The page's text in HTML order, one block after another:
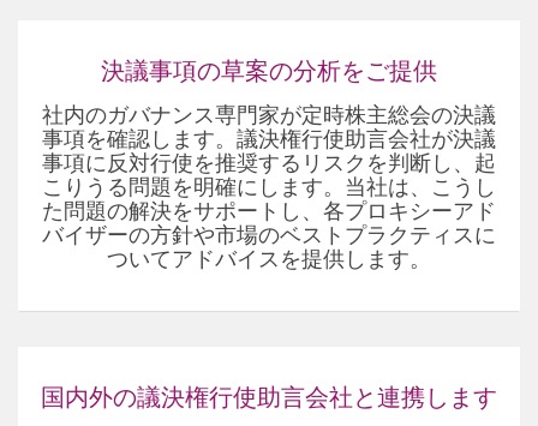
決議事項の草案の分析をご提供
社内のガバナンス専門家が定時株主総会の決議
事項を確認します。議決権行使助言会社が決議
事項に反対行使を推奨するリスクを判断し、起
こりうる問題を明確にします。当社は、こうし
た問題の解決をサポートし、各プロキシーアド
バイザーの方針や市場のベストプラクティスに
ついてアドバイスを提供します。
国内外の議決権行使助言会社と連携します